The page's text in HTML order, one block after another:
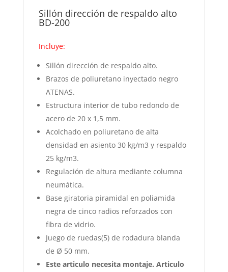
Sillón dirección de respaldo alto
BD-200
Incluye:
Sillón dirección de respaldo alto.
Brazos de poliuretano inyectado negro
ATENAS.
Estructura interior de tubo redondo de
acero de 20 x 1,5 mm.
Acolchado en poliuretano de alta
densidad en asiento 30 kg/m3 y respaldo
25 kg/m3.
Regulación de altura mediante columna
neumática.
Base giratoria piramidal en poliamida
negra de cinco radios reforzados con
fibra de vidrio.
Juego de ruedas(5) de rodadura blanda
de Ø 50 mm.
Este articulo necesita montaje. Articulo